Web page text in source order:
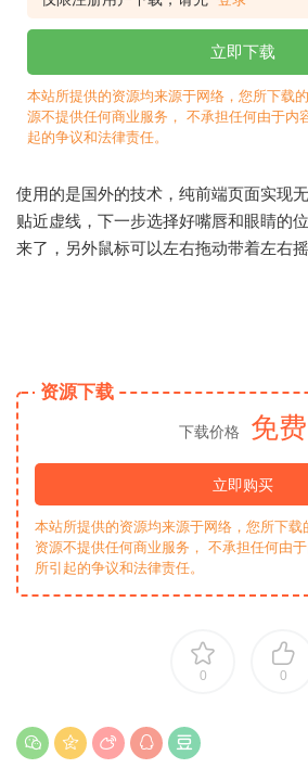
立即下载
本站所提供的资源均来源于网络，您所下载
源不提供任何商业服务， 不承担任何由于内
起的争议和法律责任。
使用的是国外的技术，纯前端页面实现
贴近虚线，下一步选择好嘴唇和眼睛的
来了，另外鼠标可以左右拖动带着左右摇
资源下载
下载价格 免费
立即购买
本站所提供的资源均来源于网络，您所下
资源不提供任何商业服务， 不承担任何由
所引起的争议和法律责任。
0 0